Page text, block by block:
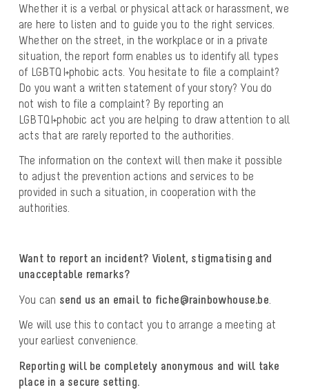
Whether it is a verbal or physical attack or harassment, we
are here to listen and to guide you to the right services.
Whether on the street, in the workplace or in a private
situation, the report form enables us to identify all types
of LGBTQI+phobic acts. You hesitate to file a complaint?
Do you want a written statement of your story? You do
not wish to file a complaint? By reporting an
LGBTQI+phobic act you are helping to draw attention to all
acts that are rarely reported to the authorities.
The information on the context will then make it possible
to adjust the prevention actions and services to be
provided in such a situation, in cooperation with the
authorities.
Want to report an incident? Violent, stigmatising and
unacceptable remarks?
You can send us an email to fiche@rainbowhouse.be.
We will use this to contact you to arrange a meeting at
your earliest convenience.
Reporting will be completely anonymous and will take
place in a secure setting.